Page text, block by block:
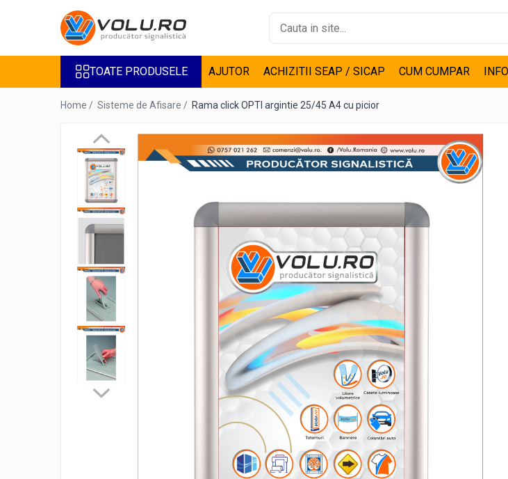
Toate Produsele
Accesorii Steaguri
Casete Luminoase
Inscriptionare Articole Textile
Litere Volumetrice
Litere iluminate BEC LED
Litere iluminate LED
Litere iluminate NEONFLEX
Printuri Promotionale
Signalistica Institutii Publice
TOATE PRODUSELE AJUTOR ACHIZITII SEAP / SICAP CUM CUMPAR
Home / Sisteme de Afisare / Rama click OPTI argintie 25/45 A4 cu picior